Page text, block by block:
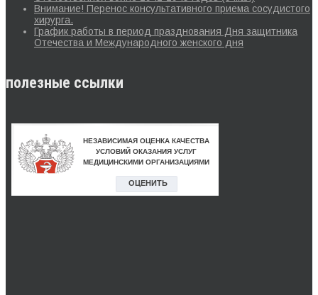
Внимание! Перенос консультативного приема сосудистого
хирурга.
График работы в период празднования Дня защитника
Отечества и Международного женского дня
полезные ссылки